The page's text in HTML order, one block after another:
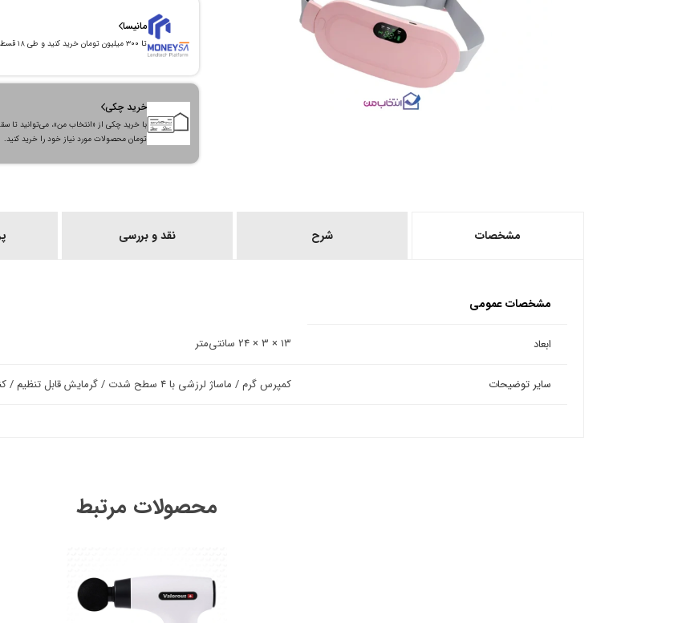
مانیسا
تا ۳۰۰ میلیون تومان خرید کنید و طی ۱۸ قسط پرداخت کنید.
خرید چکی
تومان محصولات مورد نیاز خود را خرید کنید.
مشخصات شرح نقد و بررسی
مشخصات عمومی
ابعاد ۱۳ × ۳ × ۲۴ سانتی‌متر
سایر توضیحات کمپرس گرم / ماساژ لرزشی با ۴ سطح شدت / گرمایش قابل تنظیم / کنترل دمای ثابت
محصولات مرتبط